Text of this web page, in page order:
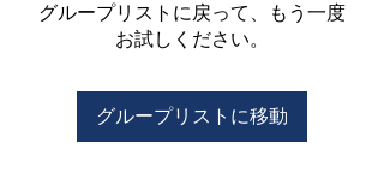
グループリストに戻って、もう一度
お試しください。
グループリストに移動